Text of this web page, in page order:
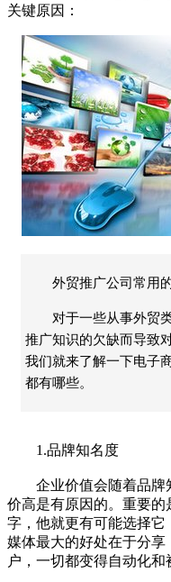
关键原因：
外贸推广公司常用
对于一些从事外贸
推广知识的欠缺而导致
我们就来了解一下电子
都有哪些。
1.品牌知名度
企业价值会随着品牌
价高是有原因的。重要的
字，他就更有可能选择
媒体最大的好处在于分
户，一切都变得自动化和